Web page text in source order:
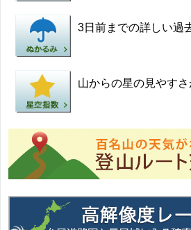
3日前までの詳しい過
山からの星の見やすさ